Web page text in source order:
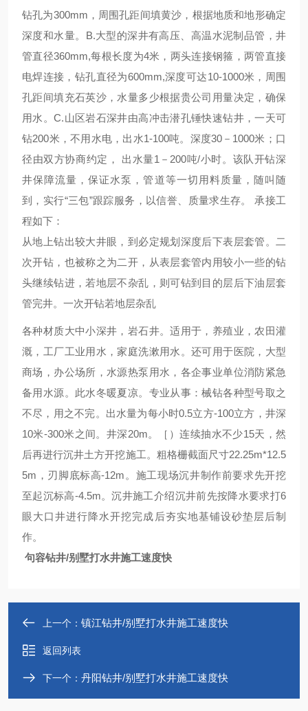
钻孔为300mm，周围孔距间填黄沙，根据地质和地形确定
深度和水量。B.大型的深井有高压、高温水泥制品管，井
管直径360mm,每根长度为4米，两头连接钢箍，两管直接
电焊连接，钻孔直径为600mm,深度可达10-1000米，周围
孔距间填充石英沙，水量多少根据贵公司用量决定，确保
用水。C.山区岩石深井由高冲击潜孔锤快速钻井，一天可
钻200米，不用水电，出水1-100吨。深度30－1000米；口
径由双方协商约定， 出水量1－200吨/小时。该队开钻深
井保障流量，保证水泵，管道等一切用料质量，随叫随
到，实行“三包”跟踪服务，以信誉、质量求生存。 承接工
程如下：
从地上钻出较大井眼，到必定规划深度后下表层套管。二
次开钻，也被称之为二开，从表层套管内用较小一些的钻
头继续钻进，若地层不杂乱，则可钻到目的层后下油层套
管完井。一次开钻若地层杂乱
各种材质大中小深井，岩石井。适用于，养殖业，农田灌
溉，工厂工业用水，家庭洗漱用水。还可用于医院，大型
商场，办公场所，水源热泵用水，各企事业单位消防紧急
备用水源。此水冬暖夏凉。专业从事：械钻各种型号取之
不尽，用之不完。出水量为每小时0.5立方-100立方，井深
10米-300米之间。井深20m。［）连续抽水不少15天，然
后再进行沉井土方开挖施工。粗格栅截面尺寸22.25m*12.5
5m，刃脚底标高-12m。施工现场沉井制作前要求先开挖
至起沉标高-4.5m。沉井施工介绍沉井前先按降水要求打6
眼大口井进行降水开挖完成后夯实地基铺设砂垫层后制
作。
句容钻井/别墅打水井施工速度快
上一个： 镇江钻井/别墅打水井施工速度快
返回列表
下一个： 丹阳钻井/别墅打水井施工速度快